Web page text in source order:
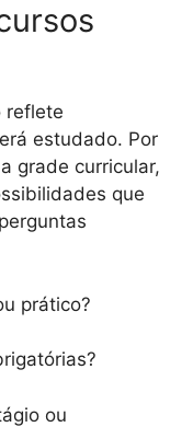
reflete
estudado. Por
grade curricular,
que
prático?
ou